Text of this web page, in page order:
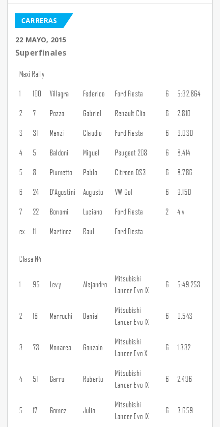
CARRERAS
22 MAYO, 2015
Superfinales
Maxi Rally
1
100 Villagra Federico Ford Fiesta 6
5:32.864
2
7 Pozzo Gabriel Renault Clio 6
2.810
3
31 Menzi Claudio Ford Fiesta 6
3.030
4
5 Baldoni Miguel Peugeot 208 6
8.414
5
8 Piumetto Pablo Citroen DS3 6
8.786
6
24 D’Agostini Augusto VW Gol 6
9.150
7
22 Bonomi Luciano Ford Fiesta 2
4 v
ex
11 Martinez Raul Ford Fiesta
Clase N4
1 95 Levy Alejandro
Mitsubishi
Lancer Evo IX
6 5:49.253
2 16 Marrochi Daniel
Mitsubishi
Lancer Evo IX
6 0.543
3 73 Monarca Gonzalo
Mitsubishi
Lancer Evo X
6 1.332
4 51 Garro Roberto
Mitsubishi
Lancer Evo IX
6 2.496
5 17 Gomez Julio
Mitsubishi
Lancer Evo IX
6 3.659